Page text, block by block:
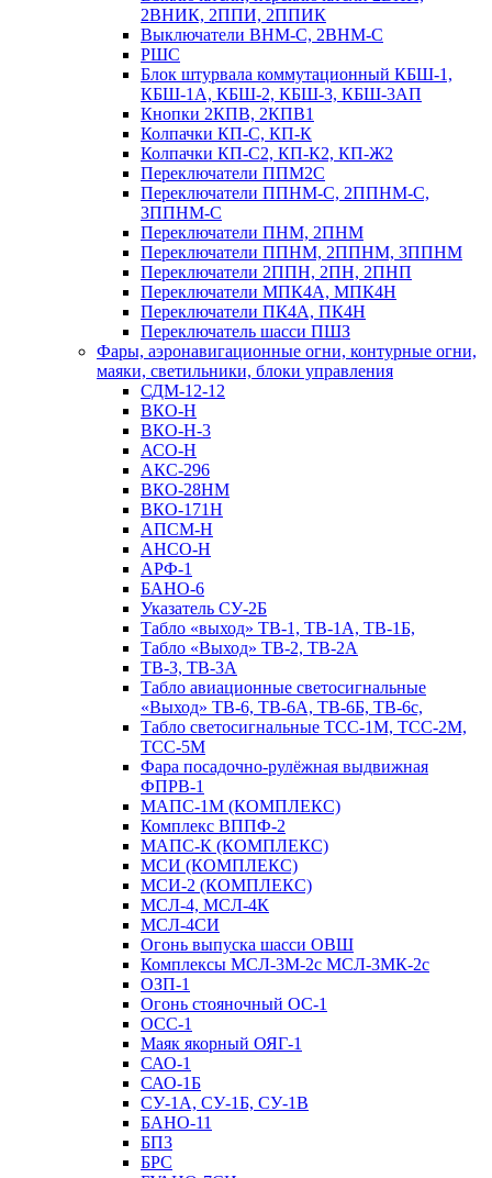
2ВНИК, 2ППИ, 2ППИК
Выключатели ВНМ-С, 2ВНМ-С
РШС
Блок штурвала коммутационный КБШ-1,
КБШ-1А, КБШ-2, КБШ-3, КБШ-3АП
Кнопки 2КПВ, 2КПВ1
Колпачки КП-С, КП-К
Колпачки КП-С2, КП-К2, КП-Ж2
Переключатели ППМ2С
Переключатели ППНМ-С, 2ППНМ-С,
3ППНМ-С
Переключатели ПНМ, 2ПНМ
Переключатели ППНМ, 2ППНМ, 3ППНМ
Переключатели 2ППН, 2ПН, 2ПНП
Переключатели МПК4А, МПК4Н
Переключатели ПК4А, ПК4Н
Переключатель шасси ПШЗ
Фары, аэронавигационные огни, контyрные огни,
маяки, светильники, блоки управления
СДМ-12-12
ВКО-Н
ВКО-Н-3
АСО-Н
АКС-296
ВКО-28НМ
ВКО-171Н
АПСМ-Н
АНСО-Н
АРФ-1
БАНО-6
Указатель СУ-2Б
Табло «выход» ТВ-1, ТВ-1А, ТВ-1Б,
Табло «Выход» ТВ-2, ТВ-2А
ТВ-3, ТВ-3А
Табло авиационные светосигнальные
«Выход» ТВ-6, ТВ-6А, ТВ-6Б, ТВ-6с,
Табло светосигнальные ТСС-1М, ТСС-2М,
ТСС-5М
Фара посадочно-рулёжная выдвижная
ФПРВ-1
МАПС-1М (КОМПЛЕКС)
Комплекс ВППФ-2
МАПС-К (КОМПЛЕКС)
МСИ (КОМПЛЕКС)
МСИ-2 (КОМПЛЕКС)
МСЛ-4, МСЛ-4К
МСЛ-4СИ
Огонь выпуска шасси ОВШ
Комплексы МСЛ-3М-2с МСЛ-3МК-2с
ОЗП-1
Огонь стояночный ОС-1
ОСС-1
Маяк якорный ОЯГ-1
САО-1
САО-1Б
СУ-1А, СУ-1Б, СУ-1В
БАНО-11
БП3
БРС